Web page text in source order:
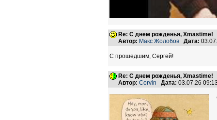
Re: С днем рожденья, Xmastime!
Автор: Макс Жолобов Дата:
С прошедшим, Сергей!
Re: С днем рожденья, Xmastime!
Автор: Corvin Дата: 03.07.26